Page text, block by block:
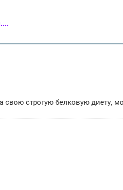
строгую белковую диету,